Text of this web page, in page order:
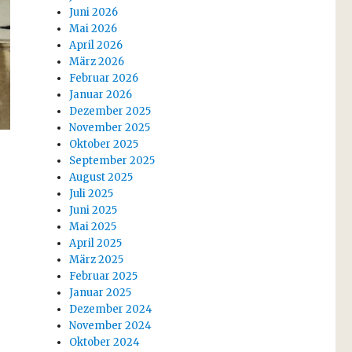
Juni 2026
Mai 2026
April 2026
März 2026
Februar 2026
Januar 2026
Dezember 2025
November 2025
Oktober 2025
September 2025
August 2025
Juli 2025
Juni 2025
Mai 2025
April 2025
März 2025
Februar 2025
Januar 2025
Dezember 2024
November 2024
Oktober 2024